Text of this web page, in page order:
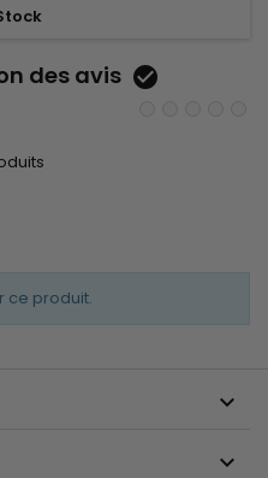
des avis 
ce produit.

